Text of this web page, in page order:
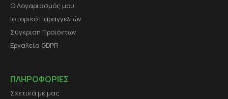
Ο Λογαριασμός μου
Ιστορικό Παραγγελιών
Σύγκριση Προϊόντων
Εργαλεία GDPR
ΠΛΗΡΟΦΟΡΙΕΣ
Σχετικά με μας